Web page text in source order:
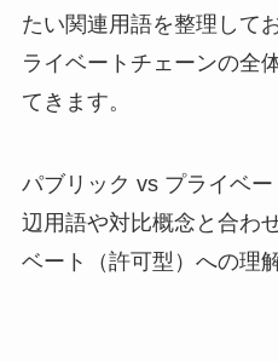
たい関連用語を整理して
ライベートチェーンの全
てきます。
パブリック vs プライベ
辺用語や対比概念と合わ
ベート（許可型）への理